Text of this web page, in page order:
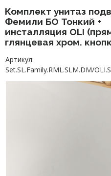
Комплект унитаз
Фемили БО Тонкий +
инсталляция OLI
глянцевая хром.
Артикул:
Set.SL.Family.RML.SLM.DM/